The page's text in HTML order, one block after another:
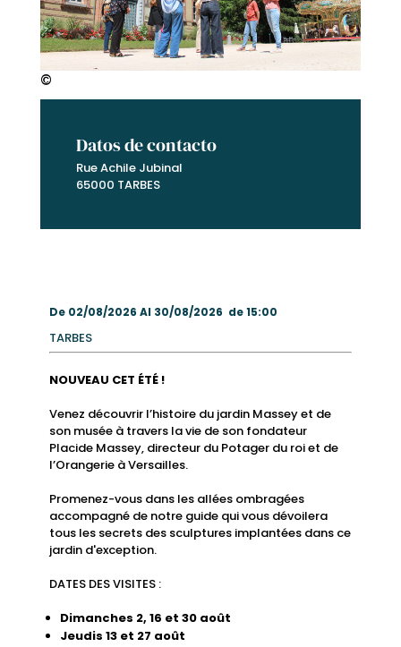
©
Datos de contacto
Rue Achile Jubinal
65000 TARBES
De 02/08/2026 Al 30/08/2026 de 15:00
TARBES
NOUVEAU CET ÉTÉ !
Venez découvrir l’histoire du jardin Massey et de
son musée à travers la vie de son fondateur
Placide Massey, directeur du Potager du roi et de
l’Orangerie à Versailles.
Promenez-vous dans les allées ombragées
accompagné de notre guide qui vous dévoilera
tous les secrets des sculptures implantées dans ce
jardin d'exception.
DATES DES VISITES :
Dimanches 2, 16 et 30 août
Jeudis 13 et 27 août